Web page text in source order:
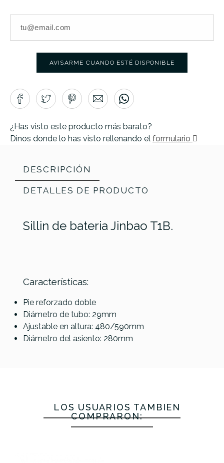
AVISARME CUANDO ESTÉ DISPONIBLE
¿Has visto este producto más barato?
Dinos donde lo has visto rellenando el formulario
DESCRIPCIÓN
DETALLES DE PRODUCTO
Sillin de bateria Jinbao T1B.
Características:
Pie reforzado doble
Diámetro de tubo: 29mm
Ajustable en altura: 480/590mm
Diámetro del asiento: 280mm
ReferenciaSILLPERJIN001
LOS USUARIOS TAMBIÉN
COMPRARON: